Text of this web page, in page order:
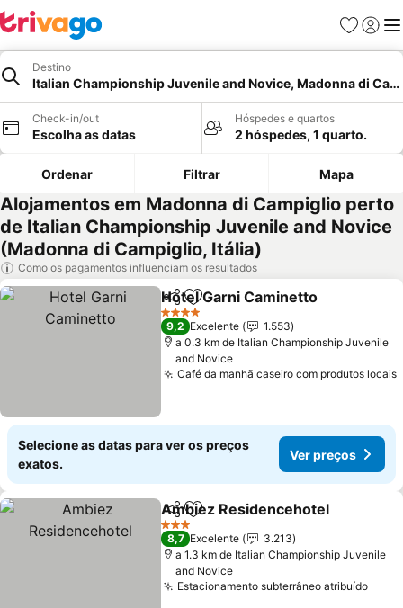
Favoritos
Iniciar
Destino
Italian Championship Juvenile and Novice, Madonna di
Check-in/out
Escolha as datas
Hóspedes e quartos
2 hóspedes, 1 quarto.
Ordenar Filtrar Mapa
Alojamentos em Madonna di Campiglio perto
de Italian Championship Juvenile and Novice
(Madonna di Campiglio, Itália)
Como os pagamentos influenciam os resultados
PartilharAdicionar aos favoritos
Hotel Garni Caminetto
4 Estrelas
9,2 Excelente
1.553
a 0.3 km de Italian Championship Juvenile
and Novice
Café da manhã caseiro com produtos locais
Selecione as datas para ver os preços
exatos.
Ver preços
PartilharAdicionar aos favoritos
Ambiez Residencehotel
3 Estrelas
8,7 Excelente
3.213
a 1.3 km de Italian Championship Juvenile
and Novice
Estacionamento subterrâneo atribuído